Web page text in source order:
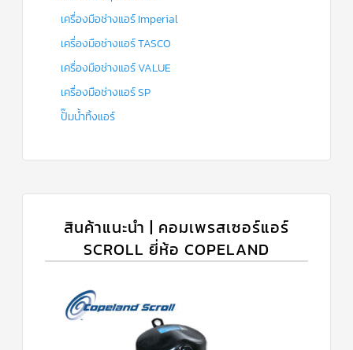
เครื่องมือช่างแอร์ Imperial
เครื่องมือช่างแอร์ TASCO
เครื่องมือช่างแอร์ VALUE
เครื่องมือช่างแอร์ SP
ปั๊มน้ำทิ้งแอร์
สินค้าแนะนำ | คอมเพรสเซอร์แอร์
SCROLL ยี่ห้อ COPELAND